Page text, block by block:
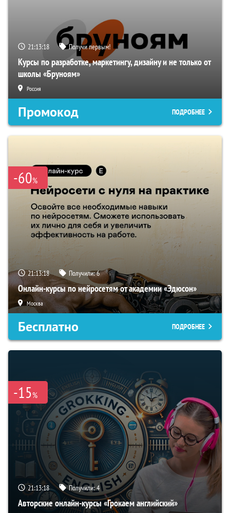
21:13:17 Получи первым!
Курсы по разработке, маркетингу, дизайну и не только от
школы «Бруноям»
Россия
Промокод ПОДРОБНЕЕ
-60%
21:13:17 Получили:6
Онлайн-курсы по нейросетям от академии «Эдюсон»
Москва
Бесплатно ПОДРОБНЕЕ
-15%
21:13:17 Получили:4
Авторские онлайн-курсы «Грокаем английский»